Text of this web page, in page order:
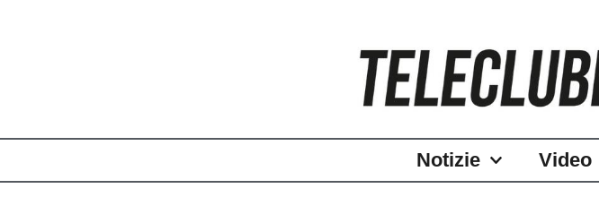
Notizie Video